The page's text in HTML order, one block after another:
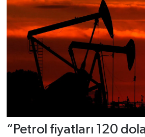
“Petrol fiyatları 120